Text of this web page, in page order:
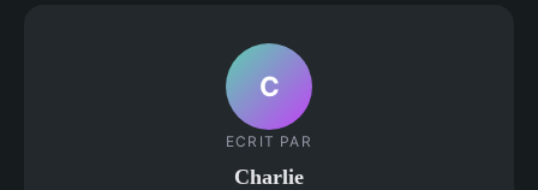
C
ECRIT PAR
Charlie